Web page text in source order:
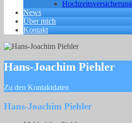
Hochzeitsversicherung
News
Über mich
Kontakt
Hans-Joachim Piehler
Zu den Kontaktdaten
Hans-Joachim Piehler